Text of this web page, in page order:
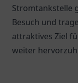
Stromtankstelle
Besuch und
attraktives Ziel
weiter